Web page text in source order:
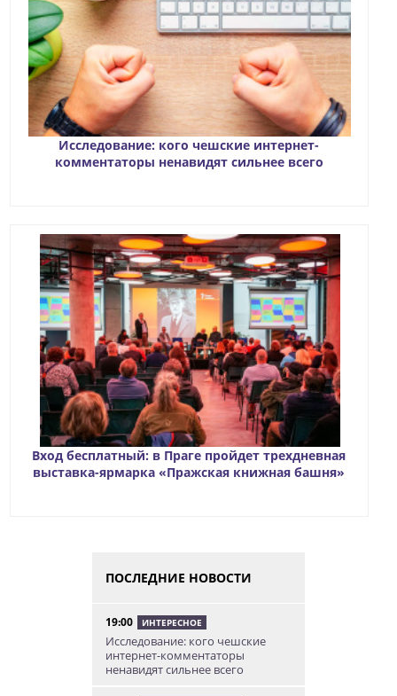
Исследование: кого чешские интернет-
комментаторы ненавидят сильнее всего
Вход бесплатный: в Праге пройдет трехдневная
выставка-ярмарка «Пражская книжная башня»
ПОСЛЕДНИЕ НОВОСТИ
19:00 ИНТЕРЕСНОЕ
Исследование: кого чешские
интернет-комментаторы
ненавидят сильнее всего